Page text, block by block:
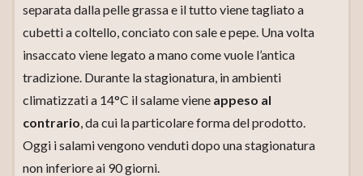
separata dalla pelle grassa e il tutto viene tagliato a
cubetti a coltello, conciato con sale e pepe. Una volta
insaccato viene legato a mano come vuole l’antica
tradizione. Durante la stagionatura, in ambienti
climatizzati a 14°C il salame viene appeso al
contrario , da cui la particolare forma del prodotto.
Oggi i salami vengono venduti dopo una stagionatura
non inferiore ai 90 giorni.